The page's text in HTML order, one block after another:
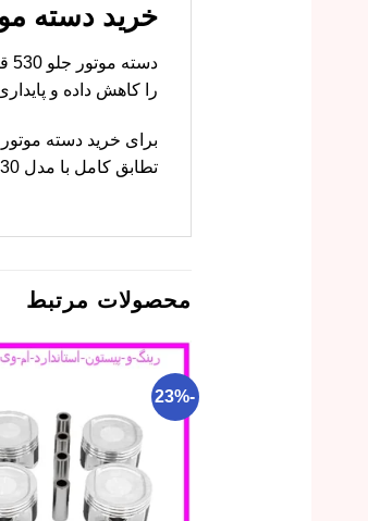
خرید دسته موتور جلو 530 با
را کاهش داده و
تطابق کامل با مدل 530 عرضه می‌کنیم. با خرید از ما، از عملکرد بی‌نقص این قطعه اطمینان حاصل کنید.
محصولات مرتبط
-23%